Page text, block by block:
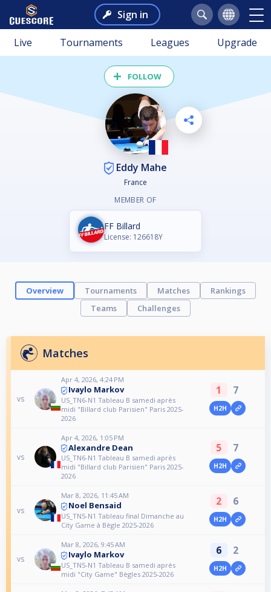
Sign in
Live Tournaments Leagues Upgrade
FOLLOW
Eddy Mahe
France
MEMBER OF
FF Billard
License: 126618Y
Overview Tournaments Matches
Rankings
Teams
Challenges
Matches
vs
Apr 4, 2026, 4:24 PM
Ivaylo Markov
US_TN6-N1 Tableau B samedi après
midi "Billard club Parisien" Paris 2025-
2026
1 7
H2H
vs
Apr 4, 2026, 1:05 PM
Alexandre Dean
US_TN6-N1 Tableau B samedi après
midi "Billard club Parisien" Paris 2025-
2026
5 7
H2H
vs
Mar 8, 2026, 11:45 AM
Noel Bensaid
US_TN5-N1 Tableau final Dimanche au
City Game à Bègle 2025-2026
2 6
H2H
vs
Mar 8, 2026, 9:45 AM
Ivaylo Markov
US_TN5-N1 Tableau B samedi après
midi "City Game" Bègles 2025-2026
6 2
H2H